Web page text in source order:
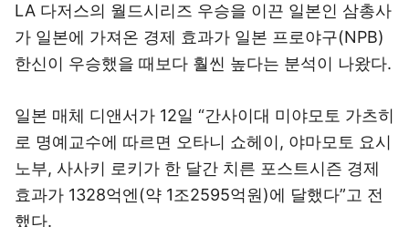
LA 다저스의 월드시리즈 우승을 이끈 일본인 삼총사
가 일본에 가져온 경제 효과가 일본 프로야구(NPB)
한신이 우승했을 때보다 훨씬 높다는 분석이 나왔다.
일본 매체 디앤서가 12일 “간사이대 미야모토 가츠히
로 명예교수에 따르면 오타니 쇼헤이, 야마모토 요시
노부, 사사키 로키가 한 달간 치른 포스트시즌 경제
효과가 1328억엔(약 1조2595억원)에 달했다”고 전
했다.